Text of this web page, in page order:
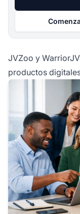
JVZoo y
productos